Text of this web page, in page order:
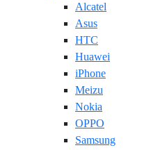
Alcatel
Asus
HTC
Huawei
iPhone
Meizu
Nokia
OPPO
Samsung